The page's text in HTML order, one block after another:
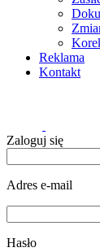
Reklama
Kontakt
Zaloguj się
Adres e-mail
Hasło